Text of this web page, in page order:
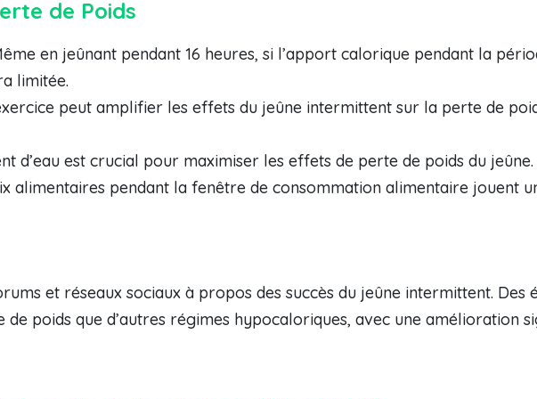
de Poids
en jeûnant pendant 16 heures, si l’apport calorique pendant la
limitée.
peut amplifier les effets du jeûne intermittent sur la perte de
d’eau est crucial pour maximiser les effets de perte de poids du jeûne.
alimentaires pendant la fenêtre de consommation alimentaire jouent
et réseaux sociaux à propos des succès du jeûne intermittent. Des
poids que d’autres régimes hypocaloriques, avec une amélioration